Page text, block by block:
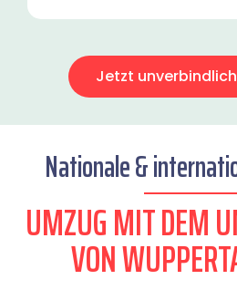
Jetzt
Nationale &
UMZUG MIT DEM
VON